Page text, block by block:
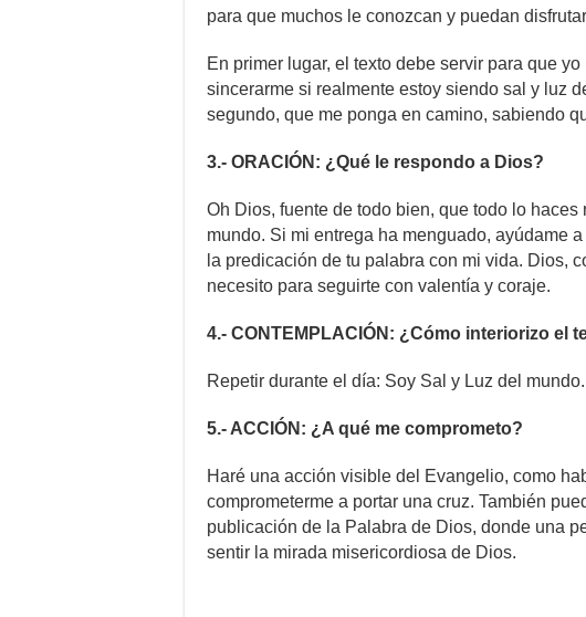
para que muchos le conozcan y puedan
En primer lugar, el texto debe servir para que
sincerarme si realmente estoy siendo sal y luz
segundo, que me ponga en camino, sabiendo
3.- ORACIÓN: ¿Qué le respondo a Dios?
Oh Dios, fuente de todo bien, que todo lo haces
mundo. Si mi entrega ha menguado, ayúdame
la predicación de tu palabra con mi vida. Dios,
necesito para seguirte con valentía y coraje.
4.- CONTEMPLACIÓN: ¿Cómo interiorizo el
Repetir durante el día: Soy Sal y Luz del mundo.
5.- ACCIÓN: ¿A qué me comprometo?
Haré una acción visible del Evangelio, como
comprometerme a portar una cruz. También
publicación de la Palabra de Dios, donde una
sentir la mirada misericordiosa de Dios.